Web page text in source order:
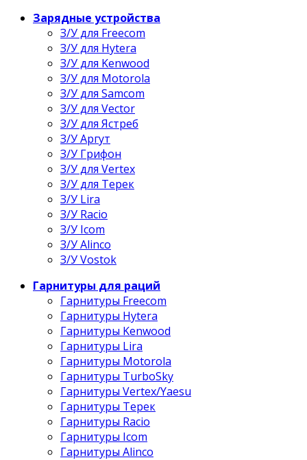
Зарядные устройства
З/У для Freecom
З/У для Hytera
З/У для Kenwood
З/У для Motorola
З/У для Samcom
З/У для Vector
З/У для Ястреб
З/У Аргут
З/У Грифон
З/У для Vertex
З/У для Терек
З/У Lira
З/У Racio
З/У Icom
З/У Alinco
З/У Vostok
Гарнитуры для раций
Гарнитуры Freecom
Гарнитуры Hytera
Гарнитуры Kenwood
Гарнитуры Lira
Гарнитуры Motorola
Гарнитуры TurboSky
Гарнитуры Vertex/Yaesu
Гарнитуры Терек
Гарнитуры Racio
Гарнитуры Icom
Гарнитуры Alinco